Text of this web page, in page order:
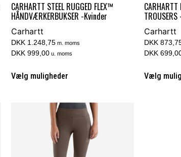
CARHARTT STEEL RUGGED FLEX™
HÅNDVÆRKERBUKSER -Kvinder
Carhartt
DKK 1.248,75m. moms
DKK 999,00u. moms
Vælg muligheder
CARHARTT
Carhartt
DKK
DKK
Vælg